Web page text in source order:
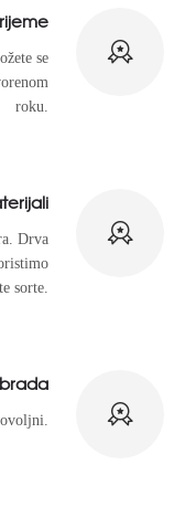
se
roku.
Drva
sorte.